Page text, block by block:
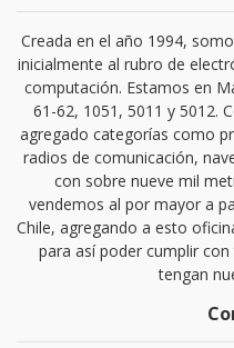
Creada en el año 1994,
inicialmente al rubro de
computación. Estamos en
61-62, 1051, 5011 y 5012.
agregado categorías como
radios de comunicación,
con sobre nueve mil
vendemos al por mayor a
Chile, agregando a esto
para así poder cumplir
tengan